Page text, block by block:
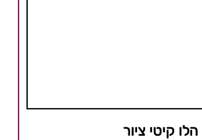
הלו קיטי ציור